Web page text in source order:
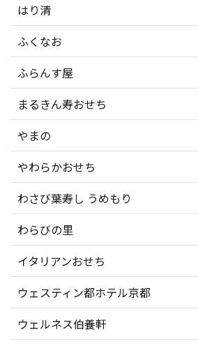
はり清
ふくなお
ふらんす屋
まるきん寿おせち
やまの
やわらかおせち
わさび葉寿し うめもり
わらびの里
イタリアンおせち
ウェスティン都ホテル京都
ウェルネス伯養軒